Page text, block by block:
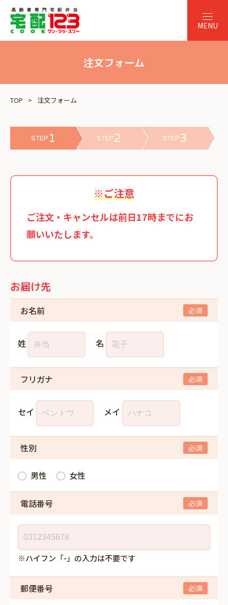
注文フォーム
TOP 注文フォーム
STEP 1 STEP2 STEP3
※ご注意
ご注文・キャンセルは前日17時までにお
願いいたします。
お届け先
お名前
姓 名
フリガナ
セイ メイ
性別
男性 女性
電話番号
※ハイフン「-」の入力は不要です
郵便番号